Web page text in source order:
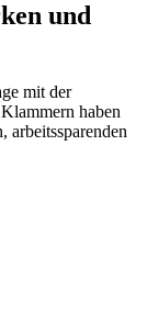
und
mit der
haben
arbeitssparenden